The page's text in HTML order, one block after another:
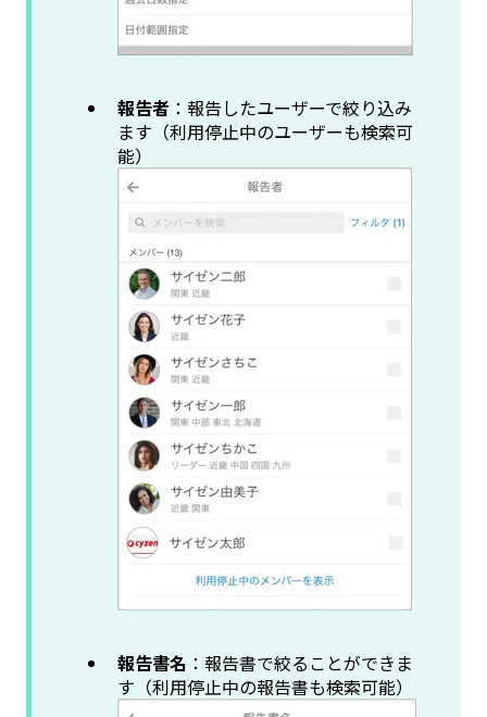
報告者 ：報告したユーザーで絞り込み
ます（利用停止中のユーザーも検索可
能）
報告書名 ：報告書で絞ることができま
す（利用停止中の報告書も検索可能）